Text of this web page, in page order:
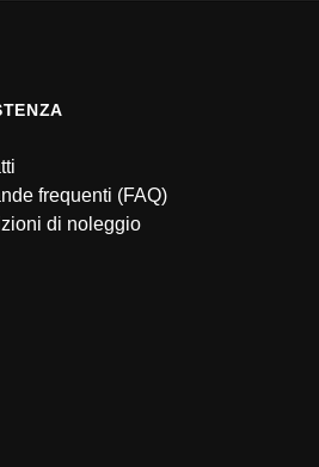
frequenti (FAQ)
di noleggio